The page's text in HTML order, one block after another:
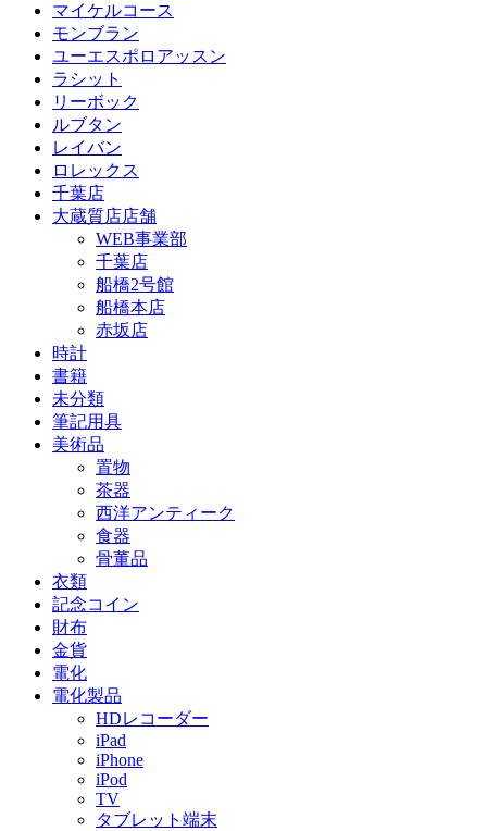
マイケルコース
モンブラン
ユーエスポロアッスン
ラシット
リーボック
ルブタン
レイバン
ロレックス
千葉店
大蔵質店店舗
WEB事業部
千葉店
船橋2号館
船橋本店
赤坂店
時計
書籍
未分類
筆記用具
美術品
置物
茶器
西洋アンティーク
食器
骨董品
衣類
記念コイン
財布
金貨
電化
電化製品
HDレコーダー
iPad
iPhone
iPod
TV
タブレット端末